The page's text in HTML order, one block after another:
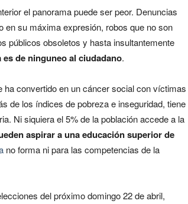
el panorama puede ser peor. Denuncias
en su máxima expresión, robos que no son
públicos obsoletos y hasta insultantemente
de ninguneo al ciudadano.
convertido en un cáncer social con víctimas
de los índices de pobreza e inseguridad, tiene
Ni siquiera el 5% de la población accede a la
aspirar a una educación superior de
no forma ni para las competencias de la
del próximo domingo 22 de abril,